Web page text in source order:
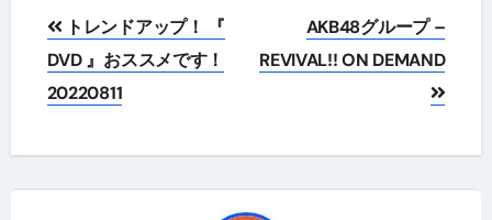
投
稿
ナ
ビ
ゲ
トレンドアップ！ 『
DVD 』おススメです！
20220811
AKB48グループ –
REVIVAL!! ON DEMAND